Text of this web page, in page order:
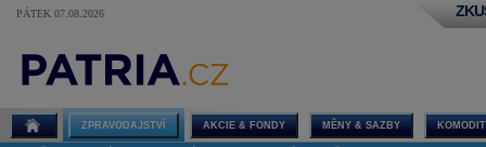
PÁTEK 07.08.2026
ZPRAVODAJSTVÍ AKCIE & FONDY MĚNY & SAZBY